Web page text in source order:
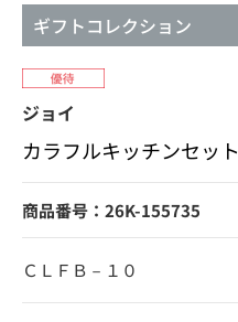
ギフトコレクション
ジョイ
カラフルキッチンセット
商品番号：26K-155735
ＣＬＦＢ－１０